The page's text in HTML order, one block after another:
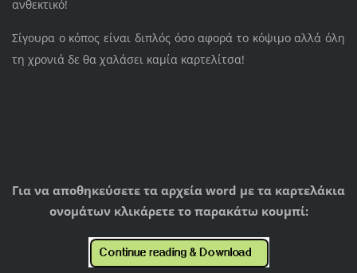
ανθεκτικό!
Σίγουρα ο κόπος είναι διπλός όσο αφορά το κόψιμο αλλά όλη
τη χρονιά δε θα χαλάσει καμία καρτελίτσα!
Για να αποθηκεύσετε τα αρχεία word με τα καρτελάκια
ονομάτων κλικάρετε το παρακάτω κουμπί: